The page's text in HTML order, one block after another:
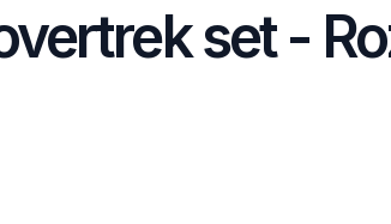
set -